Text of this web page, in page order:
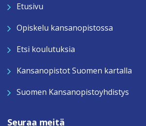
Etusivu
Opiskelu kansanopistossa
Etsi koulutuksia
Kansanopistot Suomen kartalla
Suomen Kansanopistoyhdistys
Seuraa meitä